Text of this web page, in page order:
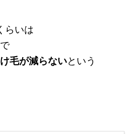
らいは
毛が減らないという